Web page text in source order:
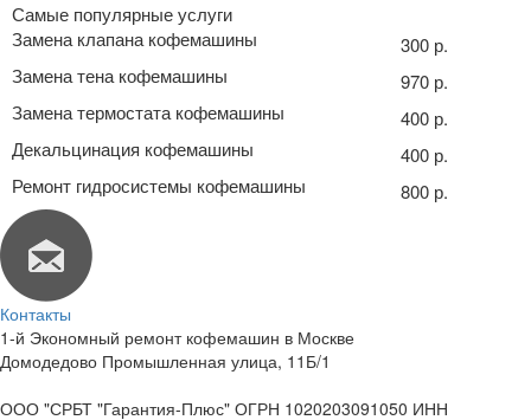
Самые популярные услуги
Замена клапана кофемашины
300 р.
Замена тена кофемашины
970 р.
Замена термостата кофемашины
400 р.
Декальцинация кофемашины
400 р.
Ремонт гидросистемы кофемашины
800 р.
Контакты
1-й Экономный ремонт кофемашин в Москве
Домодедово Промышленная улица, 11Б/1
ООО "СРБТ "Гарантия-Плюс" ОГРН 1020203091050 ИНН